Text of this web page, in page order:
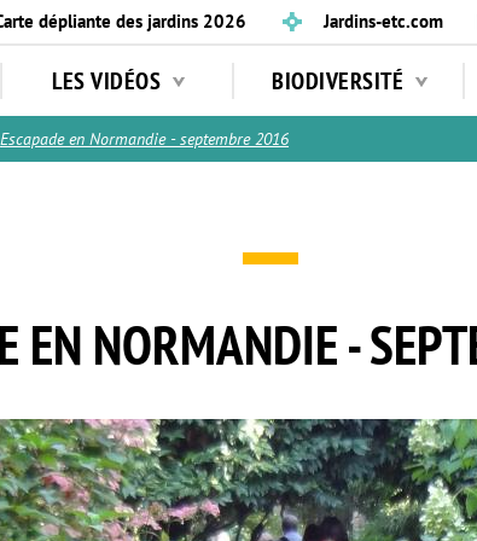
dépliante des jardins 2026 Jardins-etc.com
LES VIDÉOS BIODIVERSITÉ
Escapade en Normandie - septembre 2016
EN NORMANDIE -